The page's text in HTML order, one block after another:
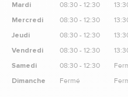
Mardi
Mercredi
Jeudi
Vendredi
Samedi
Dimanche
08:30 - 12:30
08:30 - 12:30
08:30 - 12:30
08:30 - 12:30
08:30 - 12:30
Fermé